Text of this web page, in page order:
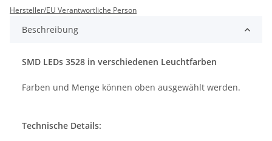
Hersteller/EU Verantwortliche Person
Beschreibung
SMD LEDs 3528 in verschiedenen Leuchtfarben
Farben und Menge können oben ausgewählt werden.
Technische Details: